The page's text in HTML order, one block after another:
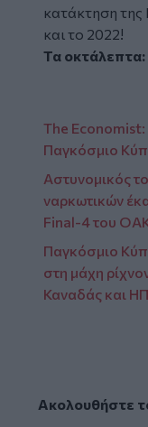
κατάκτηση της
και το 2022!
Τα οκτάλεπτα:
The Economist:
Παγκόσμιο
Αστυνομικός
ναρκωτικών
Final-4 του
Παγκόσμιο
στη μάχη
Καναδάς και
Ακολουθήστε